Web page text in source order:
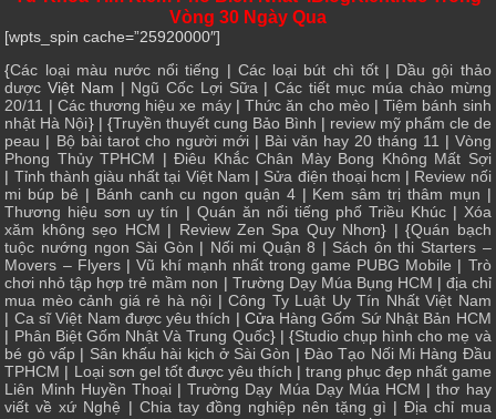
Vòng 30 Ngày Qua
[wpts_spin cache=”25920000″]
{Các loại màu nước nổi tiếng | Các loại bút chì tốt| Dầu gội thảo
dược Việt Nam | Ngũ Cốc Lợi Sữa | Các tiết mục múa chào mừng
20/11 | Các thương hiệu xe máy|Thức ăn cho mèo|Tiệm bánh sinh
nhật Hà Nội} | {Truyền thuyết cung Bảo Bình | review mỹ phẩm cle de
peau | Bộ bài tarot cho người mới| Bài văn hay 20 tháng 11 | Vòng
Phong Thủy TPHCM |Điêu Khắc Chân Mày Bong Không Mất Sợi
| Tỉnh thành giàu nhất tại Việt Nam | Sửa điện thoại hcm | Review nối
mi búp bê | Bánh canh cu ngon quận 4| Kem sâm trị thâm mụn |
Thương hiệu sơn uy tín | Quán ăn nổi tiếng phố Triều Khúc| Xóa
xăm không sẹo HCM | Review Zen Spa Quy Nhơn} | {Quán bạch
tuộc nướng ngon Sài Gòn | Nối mi Quận 8 | Sách ôn thi Starters –
Movers – Flyers| Vũ khí mạnh nhất trong game PUBG Mobile | Trò
chơi nhỏ tập hợp trẻ mầm non | Trường Dạy Múa Bụng HCM | địa chỉ
mua mèo cảnh giá rẻ hà nội |Công Ty Luật Uy Tín Nhất Việt Nam
| Ca sĩ Việt Nam được yêu thích | Cửa Hàng Gốm Sứ Nhật Bản HCM
| Phân Biệt Gốm Nhật Và Trung Quốc} | {Studio chụp hình cho mẹ và
bé gò vấp | Sân khấu hài kịch ở Sài Gòn |Đào Tạo Nối Mi Hàng Đầu
TPHCM | Loại sơn gel tốt được yêu thích | trang phục đẹp nhất game
Liên Minh Huyền Thoại|Trường Dạy Múa Dạy Múa HCM |thơ hay
viết về xứ Nghệ | Chia tay đồng nghiệp nên tặng gì | Địa chỉ mua